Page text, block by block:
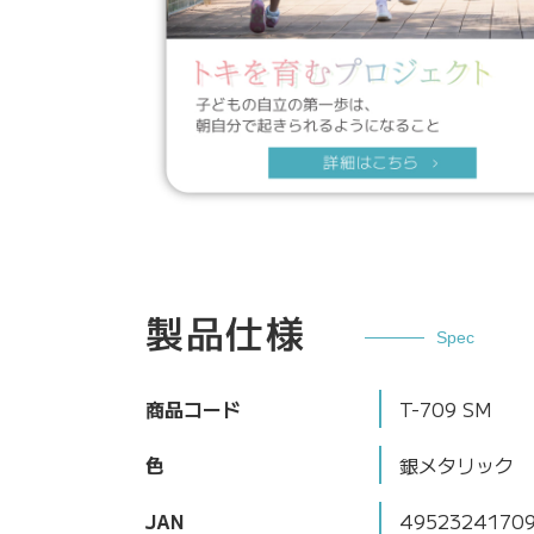
製品仕様 Spec
商品コード
T-709 SM
色
銀メタリック
JAN